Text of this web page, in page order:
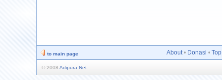
to main page About • Donasi •
© 2008 Adipura Net